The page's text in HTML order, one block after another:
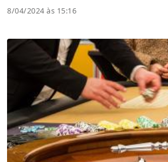
8/04/2024 às 15:16